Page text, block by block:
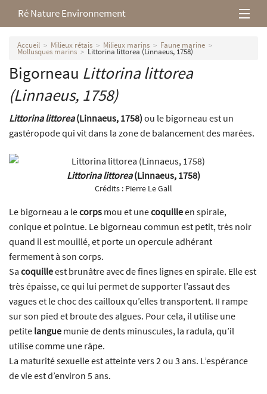
Ré Nature Environnement
L’association
Milieux rétais
Nos parutions
Accueil Milieux rétais Milieux marins Faune marine
Mollusques marins Littorina littorea (Linnaeus, 1758)
Bigorneau Littorina littorea
(Linnaeus, 1758)
Littorina littorea(Linnaeus, 1758)ou le bigorneau est un
gastéropode qui vit dans la zone de balancement des marées.
Littorina littorea(Linnaeus, 1758)
Crédits : Pierre Le Gall
Le bigorneau a lecorps mou et unecoquilleen spirale,
conique et pointue. Le bigorneau commun est petit, très noir
quand il est mouillé, et porte un opercule adhérant
fermement à son corps.
Sa coquilleest brunâtre avec de fines lignes en spirale. Elle est
très épaisse, ce qui lui permet de supporter l’assaut des
vagues et le choc des cailloux qu’elles transportent. II rampe
sur son pied et broute des algues. Pour cela, il utilise une
petite langue munie de dents minuscules, la radula, qu’il
utilise comme une râpe.
La maturité sexuelle est atteinte vers 2 ou 3 ans. L’espérance
de vie est d’environ 5 ans.